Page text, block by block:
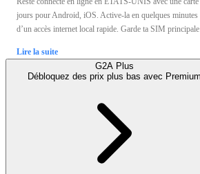
jours pour Android, iOS. Active-la en quelques minutes
d’un accès internet local rapide. Garde ta SIM
Lire la suite
G2A Plus
Débloquez des prix plus bas avec Premium